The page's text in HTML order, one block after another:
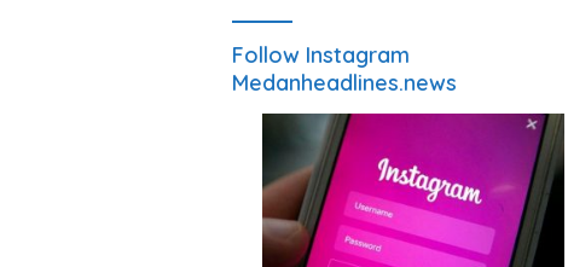
Follow Instagram
Medanheadlines.news